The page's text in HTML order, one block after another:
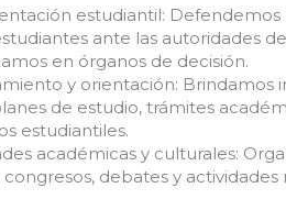
estudiantil: Defendemos
ante las autoridades
en órganos de decisión.
y orientación: Brindamos
de estudio, trámites
estudiantiles.
académicas y culturales:
congresos, debates y actividades